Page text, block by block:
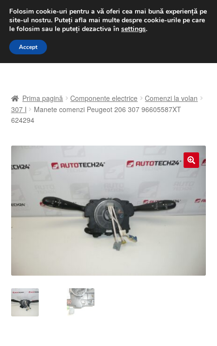
LIVRARE de la 33 lei
luni-vineri 9 a.m. - 4 p.m.031 229 6816
Sari
Sari
A lua legatura
Finalizare comandă
Plângere
Plățile
Prima pagină Componente electrice
Comenzi la volan
307 I
Manete comenzi Peugeot 206 307 96605587XT
624294
Folosim cookie-uri pentru a vă oferi cea mai bună experiență pe
site-ul nostru. Puteți afla mai multe despre cookie-urile pe care
le folosim sau le puteți dezactiva în settings.
Accept